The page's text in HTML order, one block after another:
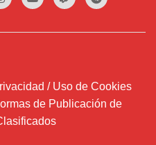
/ Uso de Cookies
de Publicación de